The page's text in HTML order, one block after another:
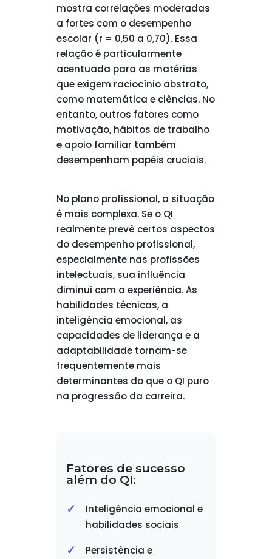
mostra correlações moderadas
a fortes com o desempenho
escolar (r = 0,50 a 0,70). Essa
relação é particularmente
acentuada para as matérias
que exigem raciocínio abstrato,
como matemática e ciências. No
entanto, outros fatores como
motivação, hábitos de trabalho
e apoio familiar também
desempenham papéis cruciais.
No plano profissional, a situação
é mais complexa. Se o QI
realmente prevê certos aspectos
do desempenho profissional,
especialmente nas profissões
intelectuais, sua influência
diminui com a experiência. As
habilidades técnicas, a
inteligência emocional, as
capacidades de liderança e a
adaptabilidade tornam-se
frequentemente mais
determinantes do que o QI puro
na progressão da carreira.
Fatores de sucesso
além do QI:
Inteligência emocional e
habilidades sociais
Persistência e